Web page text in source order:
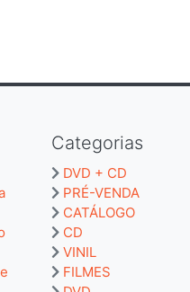
Categorias
DVD + CD
PRÉ-VENDA
CATÁLOGO
CD
VINIL
FILMES